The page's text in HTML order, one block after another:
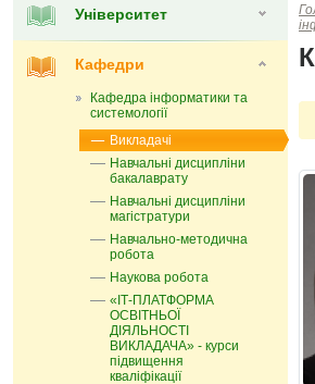
Університет
Кафедри
Кафедра інформатики та
системології
Викладачі
Навчальні дисципліни
бакалаврату
Навчальні дисципліни
магістратури
Навчально-методична
робота
Наукова робота
«ІТ-ПЛАТФОРМА
ОСВІТНЬОЇ
ДІЯЛЬНОСТІ
ВИКЛАДАЧА» - курси
підвищення
кваліфікації